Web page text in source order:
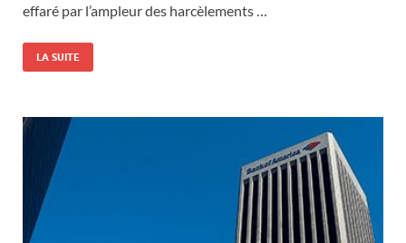
effaré par l’ampleur des harcèlements …
LA SUITE